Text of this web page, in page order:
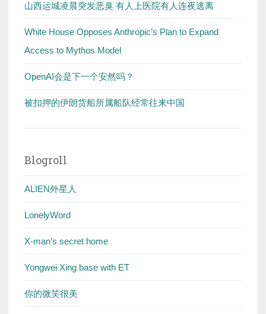
山西运城凌晨突发恶臭 有人上医院有人连夜逃离
White House Opposes Anthropic’s Plan to Expand
Access to Mythos Model
OpenAI会是下一个安然吗？
被扣押的伊朗货船所属船队经常往来中国
Blogroll
ALIEN外星人
LonelyWord
X-man’s secret home
Yongwei Xing base with ET
你的微笑很美